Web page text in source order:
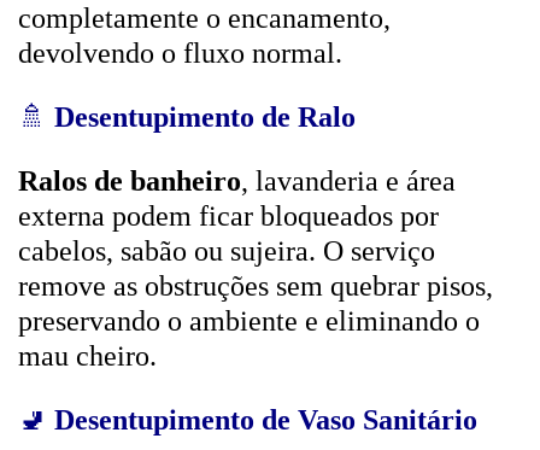
completamente o encanamento,
devolvendo o fluxo normal.
🚿 Desentupimento de Ralo
Ralos de banheiro, lavanderia e área
externa podem ficar bloqueados por
cabelos, sabão ou sujeira. O serviço
remove as obstruções sem quebrar pisos,
preservando o ambiente e eliminando o
mau cheiro.
🚽 Desentupimento de Vaso Sanitário